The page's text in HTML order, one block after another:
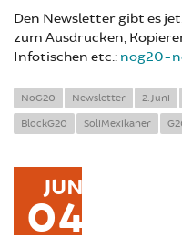
Den Newsletter gibt es
zum Ausdrucken,
Infotischen etc.: nog20-
NoG20 Newsletter 2. Juni
BlockG20 SoliMexikaner
JUN
04